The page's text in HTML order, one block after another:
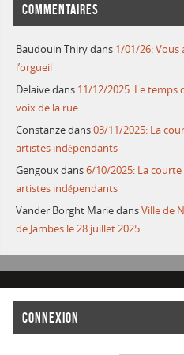
COMMENTAIRES
Baudouin Thirydans 1/01/26: Vous
l’orgueil
Delaivedans 11/12/2025: Le temps
voix de la rue.
Constanzedans03/11/2025: La
artistes indépendants
Gengouxdans6/10/2025: La
artistes indépendants
Vander Borght MariedansVille de
de Jambes le 28 juillet 2025
CONNEXION